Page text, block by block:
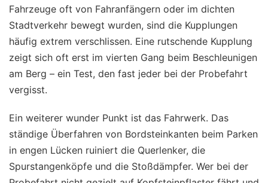
Fahrzeuge oft von Fahranfängern oder im dichten
Stadtverkehr bewegt wurden, sind die Kupplungen
häufig extrem verschlissen. Eine rutschende Kupplung
zeigt sich oft erst im vierten Gang beim Beschleunigen
am Berg – ein Test, den fast jeder bei der Probefahrt
vergisst.
Ein weiterer wunder Punkt ist das Fahrwerk. Das
ständige Überfahren von Bordsteinkanten beim Parken
in engen Lücken ruiniert die Querlenker, die
Spurstangenköpfe und die Stoßdämpfer. Wer bei der